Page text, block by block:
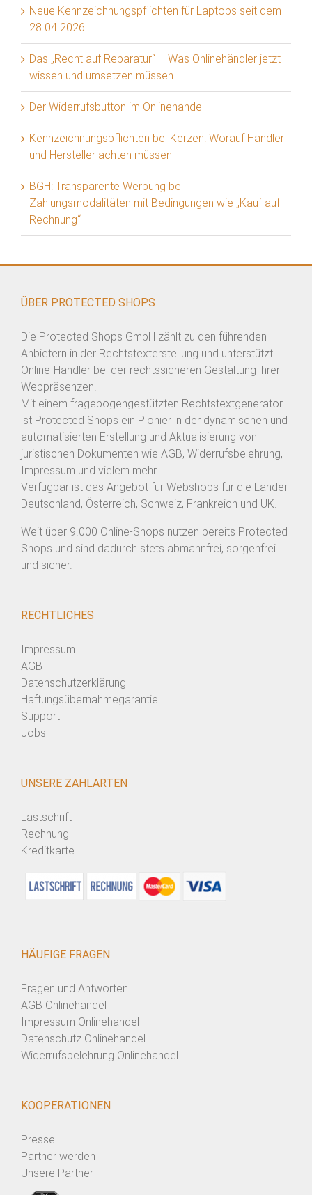
Neue Kennzeichnungspflichten für Laptops seit dem
28.04.2026
Das „Recht auf Reparatur“ – Was Onlinehändler jetzt
wissen und umsetzen müssen
Der Widerrufsbutton im Onlinehandel
Kennzeichnungspflichten bei Kerzen: Worauf Händler
und Hersteller achten müssen
BGH: Transparente Werbung bei
Zahlungsmodalitäten mit Bedingungen wie „Kauf auf
Rechnung“
ÜBER PROTECTED SHOPS
Die Protected Shops GmbH zählt zu den führenden
Anbietern in der Rechtstexterstellung und unterstützt
Online-Händler bei der rechtssicheren Gestaltung ihrer
Webpräsenzen.
Mit einem fragebogengestützten Rechtstextgenerator
ist Protected Shops ein Pionier in der dynamischen und
automatisierten Erstellung und Aktualisierung von
juristischen Dokumenten wie AGB, Widerrufsbelehrung,
Impressum und vielem mehr.
Verfügbar ist das Angebot für Webshops für die Länder
Deutschland, Österreich, Schweiz, Frankreich und UK.
Weit über 9.000 Online-Shops nutzen bereits Protected
Shops und sind dadurch stets abmahnfrei, sorgenfrei
und sicher.
RECHTLICHES
Impressum
AGB
Datenschutzerklärung
Haftungsübernahmegarantie
Support
Jobs
UNSERE ZAHLARTEN
Lastschrift
Rechnung
Kreditkarte
HÄUFIGE FRAGEN
Fragen und Antworten
AGB Onlinehandel
Impressum Onlinehandel
Datenschutz Onlinehandel
Widerrufsbelehrung Onlinehandel
KOOPERATIONEN
Presse
Partner werden
Unsere Partner